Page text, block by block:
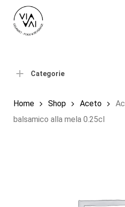
Carrello
Categorie
Home Shop Aceto
balsamico alla mela 0.25cl